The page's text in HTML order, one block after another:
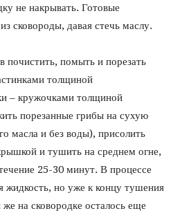
не накрывать. Готовые
сковороды, давая стечь маслу.
почистить, помыть и порезать
толщиной
– кружочками толщиной
порезанные грибы на сухую
масла и без воды), присолить
и тушить на среднем огне,
25-30 минут. В процессе
жидкость, но уже к концу тушения
на сковородке осталось еще